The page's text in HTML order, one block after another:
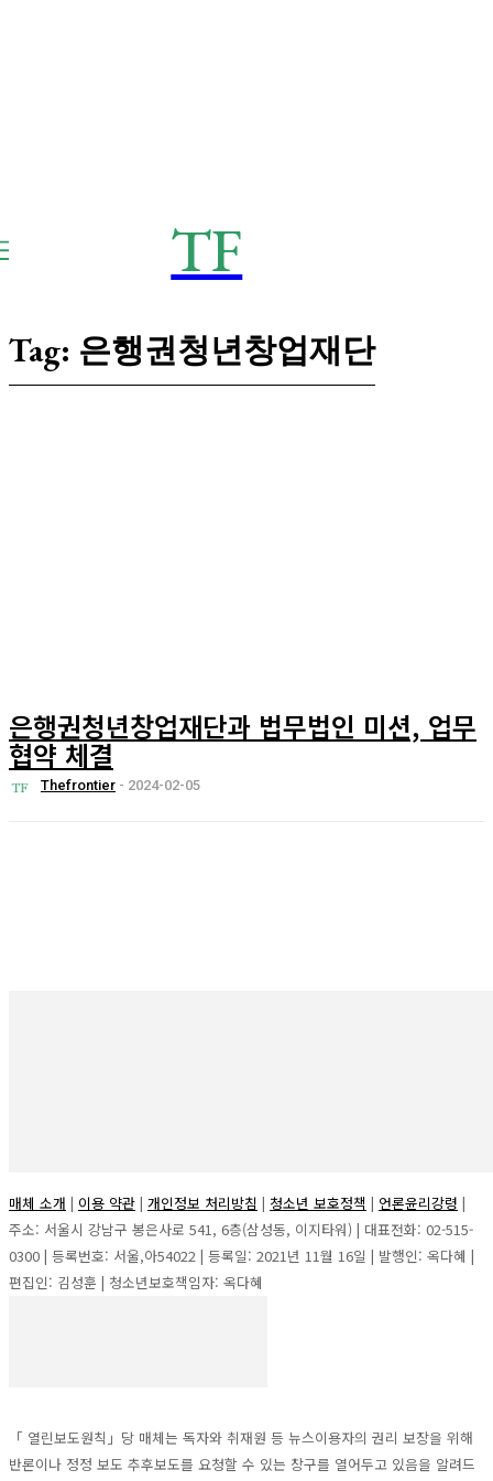
TF
Tag: 은행권청년창업재단
은행권청년창업재단과 법무법인 미션, 업무
협약 체결
Thefrontier - 2024-02-05
매체 소개 | 이용 약관 | 개인정보 처리방침 | 청소년 보호정책 | 언론윤리강령 |
주소: 서울시 강남구 봉은사로 541, 6층(삼성동, 이지타워) | 대표전화: 02-515-
0300 | 등록번호: 서울,아54022 | 등록일: 2021년 11월 16일 | 발행인: 옥다혜 |
편집인: 김성훈 | 청소년보호책임자: 옥다혜
「 열린보도원칙」당 매체는 독자와 취재원 등 뉴스이용자의 권리 보장을 위해
반론이나 정정 보도 추후보도를 요청할 수 있는 창구를 열어두고 있음을 알려드